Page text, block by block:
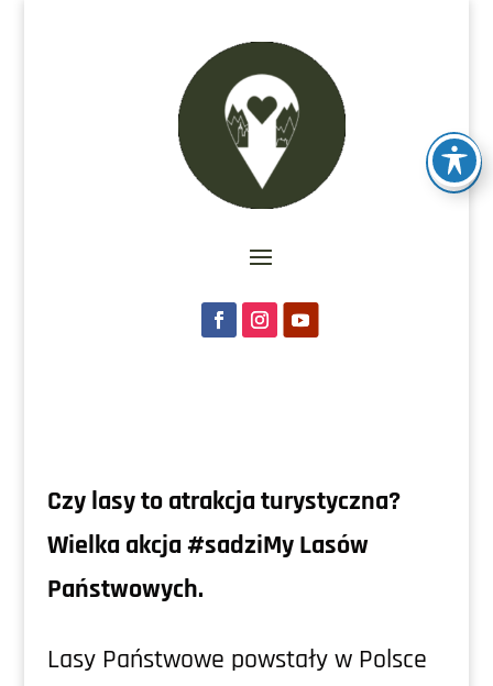
Czy lasy to atrakcja turystyczna?
Wielka akcja #sadziMy Lasów
Państwowych.
Lasy Państwowe powstały w Polsce